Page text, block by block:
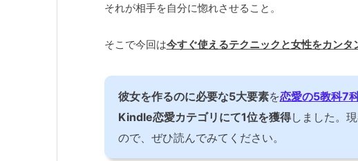
それが相手を自分に惚れさせること。
そこで今回は今すぐ使えるテクニックと女性をカン
彼女を作るのに必要な5大要素を恋愛の5教科7
Kindle恋愛カテゴリにて1位を獲得しました。
ので、ぜひ読んでみてください。